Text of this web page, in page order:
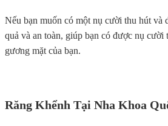
Nếu bạn muốn có một nụ cười thu hút và
quả và an toàn, giúp bạn có được nụ
gương mặt của bạn.
Răng Khểnh Tại Nha Khoa